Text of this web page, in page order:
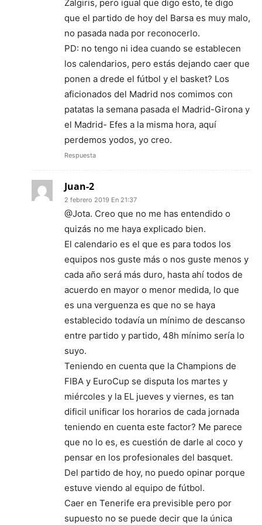
Zalgiris, pero igual que digo esto, te digo
que el partido de hoy del Barsa es muy malo,
no pasada nada por reconocerlo.
PD: no tengo ni idea cuando se establecen
los calendarios, pero estás dejando caer que
ponen a drede el fútbol y el basket? Los
aficionados del Madrid nos comimos con
patatas la semana pasada el Madrid-Girona y
el Madrid- Efes a la misma hora, aquí
perdemos yodos, yo creo.
Respuesta
Juan-2
2 febrero 2019 En 21:37
@Jota. Creo que no me has entendido o
quizás no me haya explicado bien.
El calendario es el que es para todos los
equipos nos guste más o nos guste menos y
cada año será más duro, hasta ahí todos de
acuerdo en mayor o menor medida, lo que
es una verguenza es que no se haya
establecido todavía un mínimo de descanso
entre partido y partido, 48h mínimo sería lo
suyo.
Teniendo en cuenta que la Champions de
FIBA y EuroCup se disputa los martes y
miércoles y la EL jueves y viernes, es tan
dificil unificar los horarios de cada jornada
teniendo en cuenta este factor? Me parece
que no lo es, es cuestión de darle al coco y
pensar en los profesionales del basquet.
Del partido de hoy, no puedo opinar porque
estuve viendo al equipo de fútbol.
Caer en Tenerife era previsible pero por
supuesto no se puede decir que la única